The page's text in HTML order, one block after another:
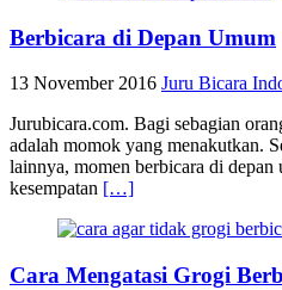
Berbicara di Depan Umum
13 November 2016 Juru Bicara
Jurubicara.com. Bagi sebagian
adalah momok yang menakutkan.
lainnya, momen berbicara di depan
kesempatan […]
Cara Mengatasi Grogi